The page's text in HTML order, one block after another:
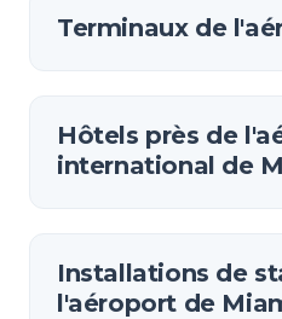
Terminaux de
Hôtels près de
international de
Installations de
l'aéroport de